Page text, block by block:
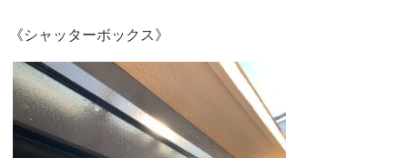
《シャッターボックス》